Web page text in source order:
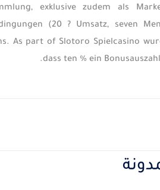
exklusive zudem als
(20 ? Umsatz, seven
As part of Slotoro Spielcasino
dass ten % ein